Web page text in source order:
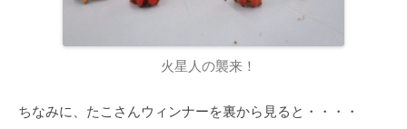
火星人の襲来！
ちなみに、たこさんウィンナーを裏から見ると・・・・